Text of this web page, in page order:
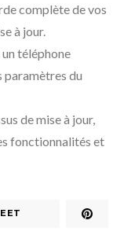
complète de vos
à jour.
téléphone
paramètres du
de mise à jour,
fonctionnalités et